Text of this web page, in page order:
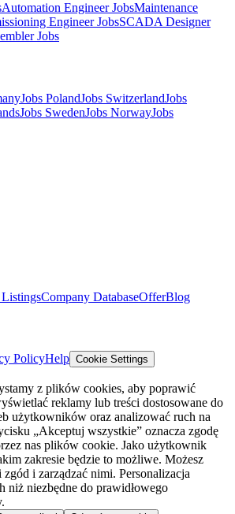
Automation Engineer JobsMaintenance
Engineer JobsSCADA Designer
Jobs
Jobs PolandJobs SwitzerlandJobs
Jobs SwedenJobs NorwayJobs
Company DatabaseOfferBlog
PolicyHelp Cookie Settings
z plików cookies, aby poprawić
reklamy lub treści dostosowane do
użytkowników oraz analizować ruch na
„Akceptuj wszystkie” oznacza zgodę
nas plików cookie. Jako użytkownik
zakresie będzie to możliwe. Możesz
i zarządzać nimi. Personalizacja
niż niezbędne do prawidłowego